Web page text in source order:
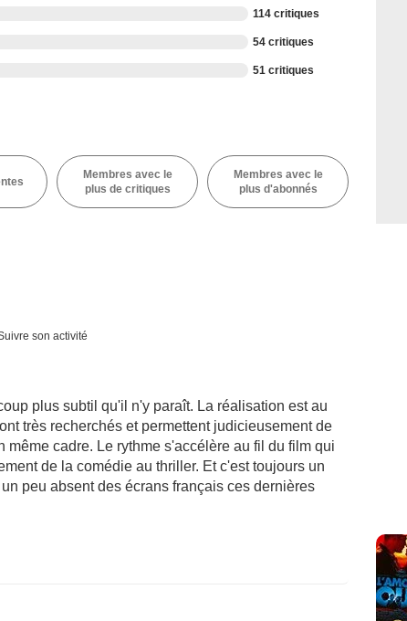
114 critiques
54 critiques
51 critiques
Membres avec le
plus de critiques
Membres avec le
plus d'abonnés
son activité
plus subtil qu'il n'y paraît. La réalisation est au
très recherchés et permettent judicieusement de
cadre. Le rythme s'accélère au fil du film qui
de la comédie au thriller. Et c'est toujours un
peu absent des écrans français ces dernières